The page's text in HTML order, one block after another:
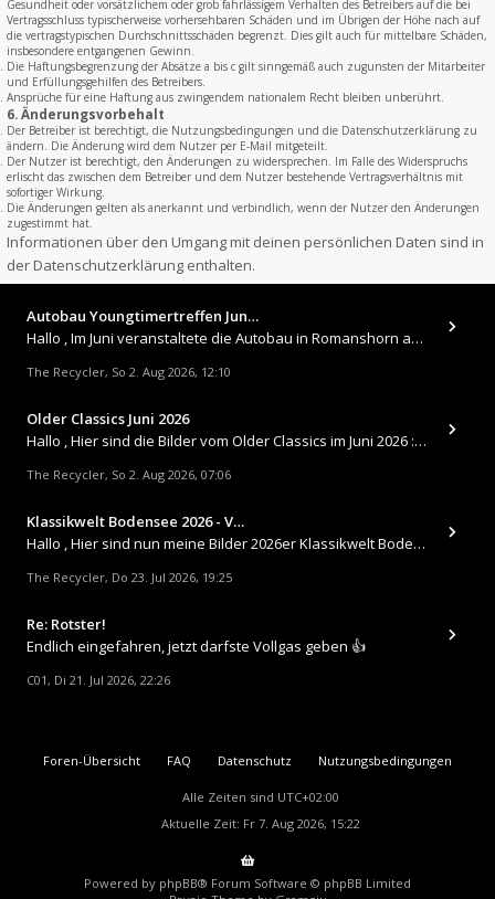
Gesundheit oder vorsätzlichem oder grob fahrlässigem Verhalten des Betreibers auf die bei
Vertragsschluss typischerweise vorhersehbaren Schäden und im Übrigen der Höhe nach auf
die vertragstypischen Durchschnittsschäden begrenzt. Dies gilt auch für mittelbare Schäden,
insbesondere entgangenen Gewinn.
Die Haftungsbegrenzung der Absätze a bis c gilt sinngemäß auch zugunsten der Mitarbeiter
und Erfüllungsgehilfen des Betreibers.
Ansprüche für eine Haftung aus zwingendem nationalem Recht bleiben unberührt.
6. Änderungsvorbehalt
Der Betreiber ist berechtigt, die Nutzungsbedingungen und die Datenschutzerklärung zu
ändern. Die Änderung wird dem Nutzer per E-Mail mitgeteilt.
Der Nutzer ist berechtigt, den Änderungen zu widersprechen. Im Falle des Widerspruchs
erlischt das zwischen dem Betreiber und dem Nutzer bestehende Vertragsverhältnis mit
sofortiger Wirkung.
Die Änderungen gelten als anerkannt und verbindlich, wenn der Nutzer den Änderungen
zugestimmt hat.
Informationen über den Umgang mit deinen persönlichen Daten sind in
der Datenschutzerklärung enthalten.
Autobau Youngtimertreffen Jun…
Hallo , Im Juni veranstaltete die Autobau in Romanshorn auf ihrem Gelände ein kleines Youngtimertreffen : https://up.
The Recycler, So 2. Aug 2026, 12:10
Older Classics Juni 2026
​Hallo , Hier sind die Bilder vom Older Classics im Juni 2026 : https://up.picr.de/51155940wd.jpg https://up.pic
The Recycler, So 2. Aug 2026, 07:06
Klassikwelt Bodensee 2026 - V…
Hallo , Hier sind nun meine Bilder 2026er Klassikwelt Bodensee 😀 https://up.picr.de/51125547rb.jpg https://up.pi
The Recycler, Do 23. Jul 2026, 19:25
Re: Rotster!
Endlich eingefahren, jetzt darfste Vollgas geben 👍
C01, Di 21. Jul 2026, 22:26
Foren-Übersicht FAQ Datenschutz Nutzungsbedingungen
Alle Zeiten sind UTC+02:00
Aktuelle Zeit: Fr 7. Aug 2026, 15:22
Powered by phpBB® Forum Software © phpBB Limited